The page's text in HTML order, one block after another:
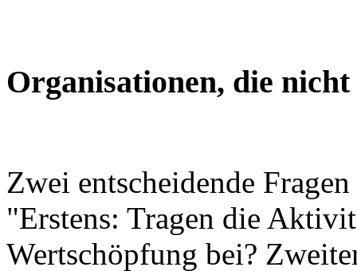
Organisationen, die
Zwei entscheidende
"Erstens: Tragen die
Wertschöpfung bei?